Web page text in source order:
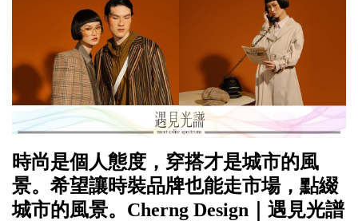
時尚是個人態度，穿搭才是城市的風
景。希望讓時裝品牌也能走市場，點綴
城市的風景。Cherng Design｜遇見光譜